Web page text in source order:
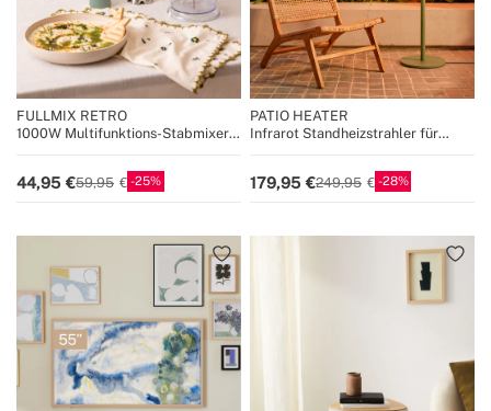
FULLMIX RETRO
1000W Multifunktions-Stabmixer
44,95 59,95 25
PATIO HEATER
Infrarot Standheizstrahler für
179,95 249,95 28